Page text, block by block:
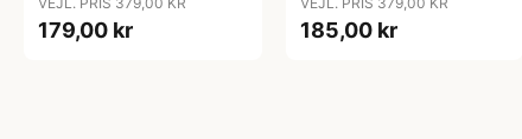
179,00 kr 185,00 kr